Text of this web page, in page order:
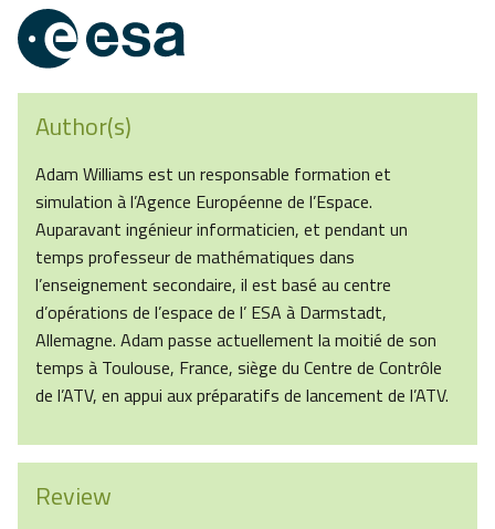
Author(s)
Adam Williams est un responsable formation et
simulation à l’Agence Européenne de l’Espace.
Auparavant ingénieur informaticien, et pendant un
temps professeur de mathématiques dans
l’enseignement secondaire, il est basé au centre
d’opérations de l’espace de l’ ESA à Darmstadt,
Allemagne. Adam passe actuellement la moitié de son
temps à Toulouse, France, siège du Centre de Contrôle
de l’ATV, en appui aux préparatifs de lancement de l’ATV.
Review